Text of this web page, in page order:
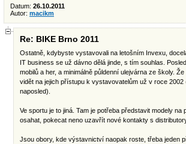
Datum: 26.10.2011
Autor: macikm
Re: BIKE Brno 2011
Ostatně, kdybyste vystavovali na letošním Invexu,
IT business se už dávno dělá jinde, s tím souhlas.
mobilů a her, a minimálně půldenní ulejvárna ze školy.
vidět na jejich přístupu k vystavovatelům už v roce
naposled).
Ve sportu je to jiná. Tam je potřeba představit modely
osahat, pokecat neno uzavřít nové kontakty s
Jsou obory, kde výstavnictví naopak roste, třeba jeden